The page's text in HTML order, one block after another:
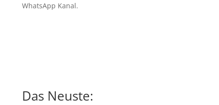
WhatsApp Kanal.
Das Neuste: